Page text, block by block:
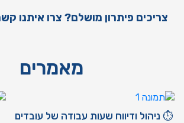
צריכים פיתרון מושלם? צרו איתנו
מאמרים
⏱ ניהול ודיווח שעות עבודה של עובדים